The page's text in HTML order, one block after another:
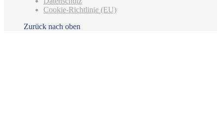
Cookie-Richtlinie (EU)
Zurück nach oben